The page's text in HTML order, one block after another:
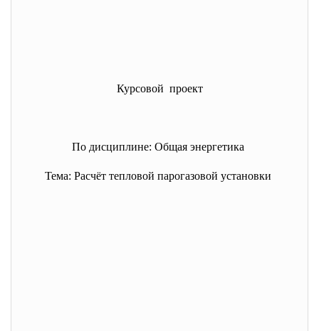
Курсовой проект
По дисциплине: Общая энергетика
Тема: Расчёт тепловой парогазовой установки